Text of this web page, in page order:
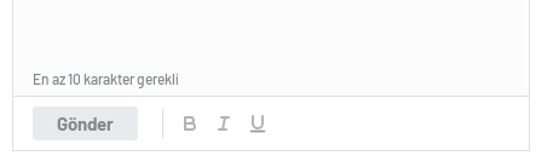
Gönder
En az 10 karakter gerekli